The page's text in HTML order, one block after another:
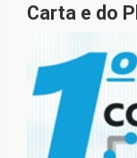
Carta e do